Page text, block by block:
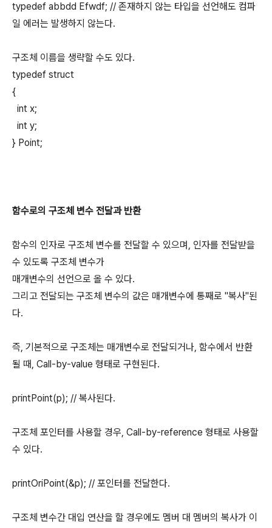
typedef abbdd Efwdf; // 존재하지 않는 타입을 선언해도 컴파
일 에러는 발생하지 않는다.
구조체 이름을 생략할 수도 있다.
typedef struct
{
int x;
int y;
} Point;
함수로의 구조체 변수 전달과 반환
함수의 인자로 구조체 변수를 전달할 수 있으며, 인자를 전달받을
수 있도록 구조체 변수가
매개변수의 선언으로 올 수 있다.
그리고 전달되는 구조체 변수의 값은 매개변수에 통째로 "복사"된
다.
즉, 기본적으로 구조체는 매개변수로 전달되거나, 함수에서 반환
될 때, Call-by-value 형태로 구현된다.
printPoint(p); // 복사된다.
구조체 포인터를 사용할 경우, Call-by-reference 형태로 사용할
수 있다.
printOriPoint(&p); // 포인터를 전달한다.
구조체 변수간 대입 연산을 할 경우에도 멤버 대 멤버의 복사가 이